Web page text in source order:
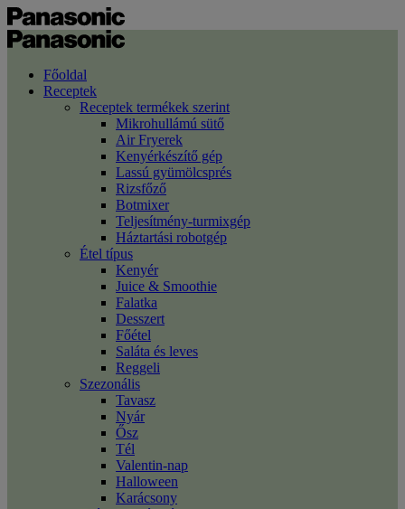
Főoldal
Receptek
Receptek termékek szerint
Mikrohullámú sütő
Air Fryerek
Kenyérkészítő gép
Lassú gyümölcsprés
Rizsfőző
Botmixer
Teljesítmény-turmixgép
Háztartási robotgép
Étel típus
Kenyér
Juice & Smoothie
Falatka
Desszert
Főétel
Saláta és leves
Reggeli
Szezonális
Tavasz
Nyár
Ősz
Tél
Valentin-nap
Halloween
Karácsony